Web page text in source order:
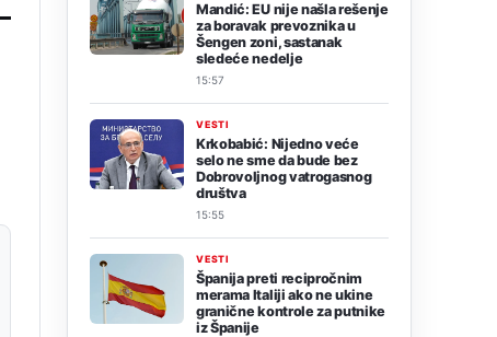
Mandić: EU nije našla rešenje
za boravak prevoznika u
Šengen zoni, sastanak
sledeće nedelje
15:57
VESTI
Krkobabić: Nijedno veće
selo ne sme da bude bez
Dobrovoljnog vatrogasnog
društva
15:55
VESTI
Španija preti recipročnim
merama Italiji ako ne ukine
granične kontrole za putnike
iz Španije